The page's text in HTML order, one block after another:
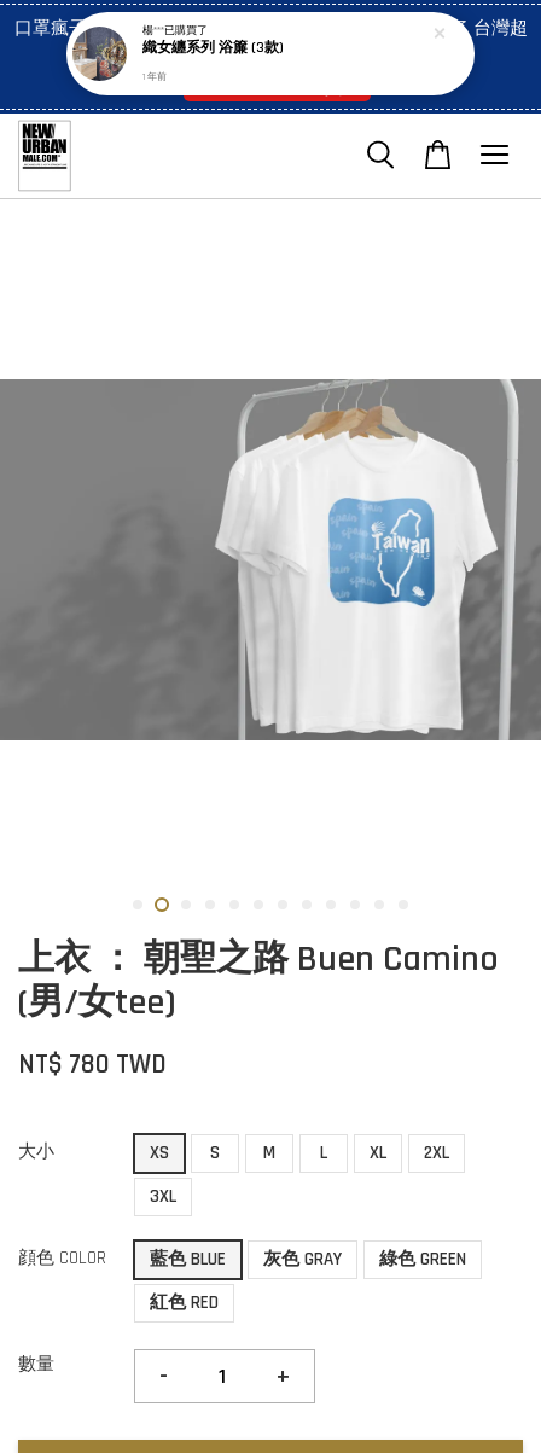
口罩瘋子官網, 放心訂購! 香港澳門信用卡付費已經開啓了 台灣超
市貨到付款也是!
上衣 ： 朝聖之路 Buen Camino
(男/女tee)
NT$ 780 TWD
大小 XS S M L XL
2XL
3XL
顔色 COLOR 藍色 BLUE 灰色 GRAY
綠色 GREEN
紅色 RED
數量 - +
楊***已購買了
織女纏系列 浴簾 (3款)
1 年前